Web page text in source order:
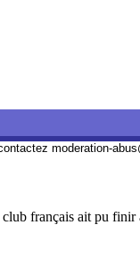
moderation-